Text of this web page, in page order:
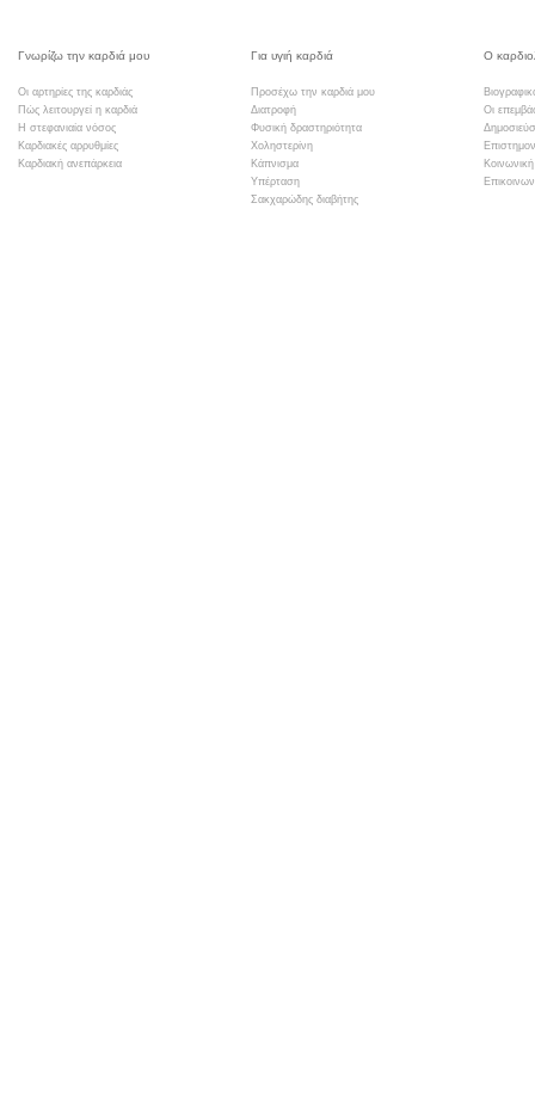
Γνωρίζω την καρδιά μου
Οι αρτηρίες της καρδιάς
Πώς λειτουργεί η καρδιά
Η στεφανιαία νόσος
Καρδιακές αρρυθμίες
Καρδιακή ανεπάρκεια
Για υγιή καρδιά
Προσέχω την καρδιά μου
Διατροφή
Φυσική δραστηριότητα
Χοληστερίνη
Κάπνισμα
Υπέρταση
Σακχαρώδης διαβήτης
Ο
Οι